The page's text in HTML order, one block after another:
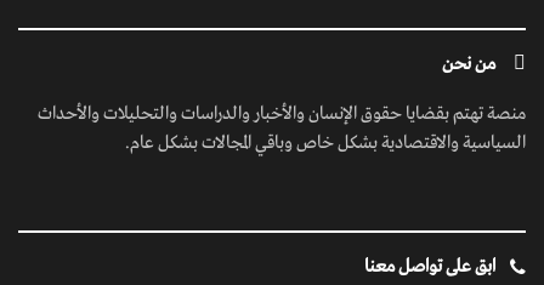
من نحن
منصة تهتم بقضايا حقوق الإنسان والأخبار والدراسات والتحليلات والأحداث
السياسية والاقتصادية بشكل خاص وباقي المجالات بشكل عام.
ابق على تواصل معنا